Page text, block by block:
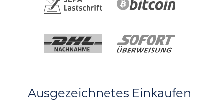
Ausgezeichnetes Einkaufen